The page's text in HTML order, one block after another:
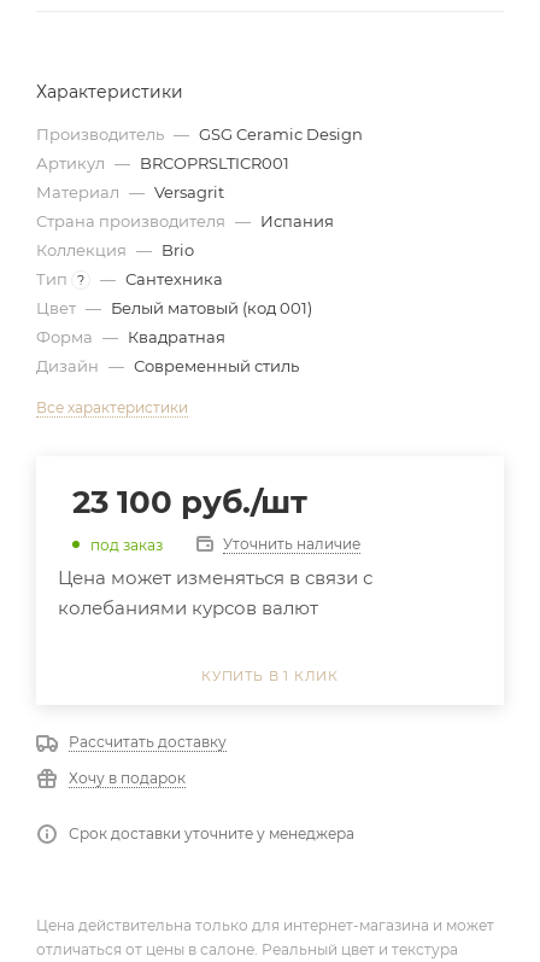
Характеристики
Производитель — GSG Ceramic Design
Артикул — BRCOPRSLTICR001
Материал — Versagrit
Страна производителя — Испания
Коллекция — Brio
Тип
? — Сантехника
Цвет — Белый матовый (код 001)
Форма — Квадратная
Дизайн — Современный стиль
Все характеристики
23 100 руб./шт
под заказ Уточнить наличие
Цена может изменяться в связи с
колебаниями курсов валют
КУПИТЬ В 1 КЛИК
Рассчитать доставку
Хочу в подарок
Срок доставки уточните у менеджера
Цена действительна только для интернет-магазина и может
отличаться от цены в салоне. Реальный цвет и текстура